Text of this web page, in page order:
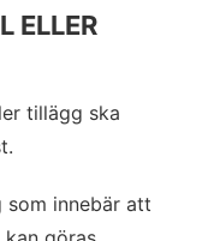
ELLER
tillägg ska
innebär att